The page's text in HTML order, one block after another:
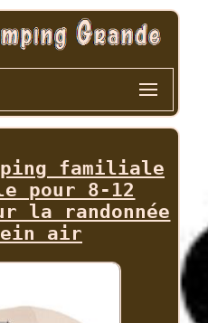
familiale
pour 8-12
la randonnée
air